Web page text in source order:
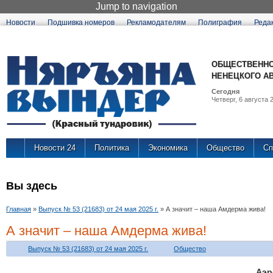
Jump to navigation
Новости Подшивка номеров Рекламодателям Полиграфия
НЕНЕЦКОГО
Сегодня
Четверг, 6 августа
Новости 24 Политика Экономика Общество
Вы здесь
Главная » Выпуск № 53 (21683) от 24 мая 2025 г. » А значит – наша Амдерма жива!
А значит – наша Амдерма жива!
Выпуск № 53 (21683) от 24 мая 2025 г. Общество